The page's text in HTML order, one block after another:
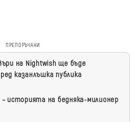
ПРЕПОРЪЧАНИ
на Nightwish ще бъде
казанлъшка публика
историята на бедняка-милионер